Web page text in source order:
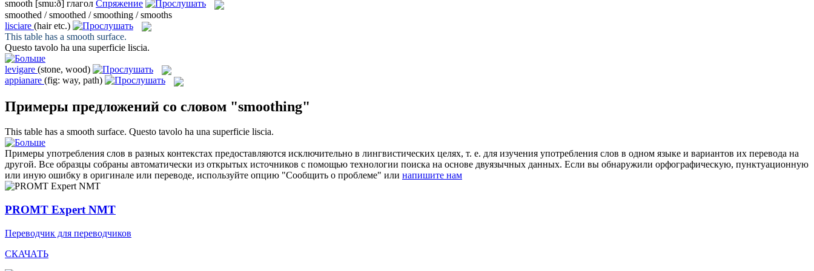
smooth [smu:ð] глагол Спряжение
smoothed / smoothed / smoothing / smooths
lisciare (hair etc.)
This table has a smooth surface.
Questo tavolo ha una superficie liscia.
levigare (stone, wood)
appianare (fig: way, path)
Примеры предложений со словом "smoothing"
This table has a smooth surface. Questo tavolo ha una superficie liscia.
Примеры употребления слов в разных контекстах предоставляются исключительно в лингвистических целях, т. е. для изучения употребления слов в одном языке и вариантов их перевода на
другой. Все образцы собраны автоматически из открытых источников с помощью технологии поиска на основе двуязычных данных. Если вы обнаружили орфографическую, пунктуационную
или иную ошибку в оригинале или переводе, используйте опцию "Сообщить о проблеме" или напишите нам
PROMT Expert NMT
Переводчик для переводчиков
СКАЧАТЬ